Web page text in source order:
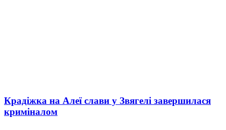
Крадіжка на Алеї слави у Звягелі завершилася
криміналом